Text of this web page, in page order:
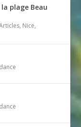
plage Beau
, Nice,